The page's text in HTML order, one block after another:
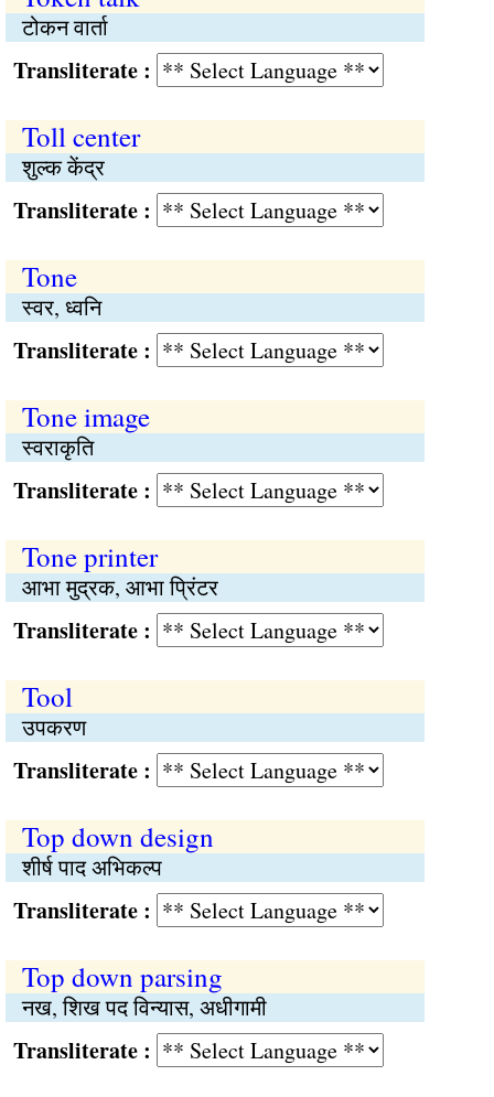
टोकन वार्ता
:
Toll center
शुल्क केंद्र
:
Tone
स्वर, ध्वनि
:
Tone image
स्वराकृति
:
Tone printer
आभा मुद्रक, आभा प्रिंटर
:
Tool
उपकरण
:
Top down design
शीर्ष पाद अभिकल्प
:
Top down parsing
नख, शिख पद विन्यास, अधीगामी
: